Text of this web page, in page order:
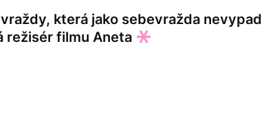
která jako sebevražda
režisér filmu Aneta